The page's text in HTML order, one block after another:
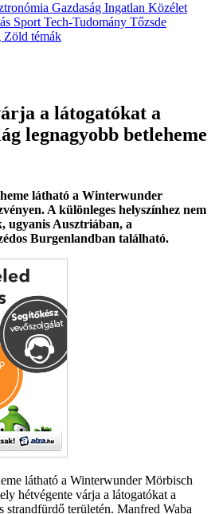
Gazdaság Ingatlan Közélet
Sport Tech-Tudomány Tőzsde
Zöld témák
a látogatókat a
legnagyobb betleheme
látható a Winterwunder
A különleges helyszínhez nem
ugyanis Ausztriában, a
Burgenlandban található.
látható a Winterwunder Mörbisch
hétvégente várja a látogatókat a
strandfürdő területén. Manfred Waba